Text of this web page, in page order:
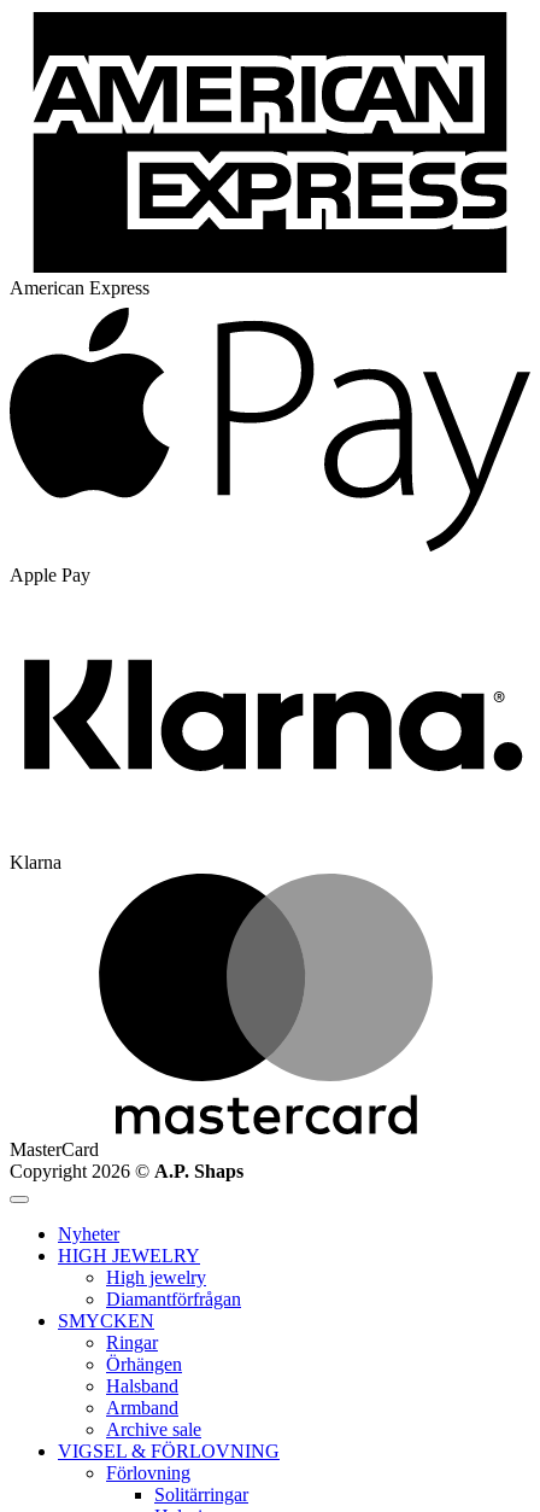
American Express
Apple Pay
Klarna
MasterCard
Copyright 2026 © A.P. Shaps
Nyheter
HIGH JEWELRY
High jewelry
Diamantförfrågan
SMYCKEN
Ringar
Örhängen
Halsband
Armband
Archive sale
VIGSEL & FÖRLOVNING
Förlovning
Solitärringar